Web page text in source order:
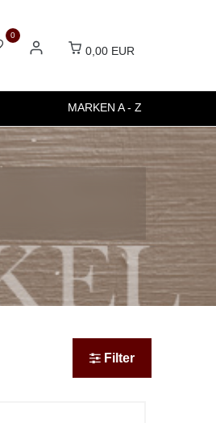
0
0,00 EUR
MARKEN A - Z
Filter